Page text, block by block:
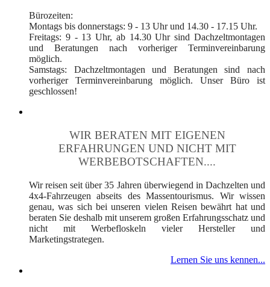
Bürozeiten:
Montags bis donnerstags: 9 - 13 Uhr und 14.30 - 17.15 Uhr.
Freitags: 9 - 13 Uhr, ab 14.30 Uhr sind Dachzeltmontagen
und Beratungen nach vorheriger Terminvereinbarung
möglich.
Samstags: Dachzeltmontagen und Beratungen sind nach
vorheriger Terminvereinbarung möglich. Unser Büro ist
geschlossen!
WIR BERATEN MIT EIGENEN
ERFAHRUNGEN UND NICHT MIT
WERBEBOTSCHAFTEN....
Wir reisen seit über 35 Jahren überwiegend in Dachzelten und
4x4-Fahrzeugen abseits des Massentourismus. Wir wissen
genau, was sich bei unseren vielen Reisen bewährt hat und
beraten Sie deshalb mit unserem großen Erfahrungsschatz und
nicht mit Werbefloskeln vieler Hersteller und
Marketingstrategen.
Lernen Sie uns kennen...